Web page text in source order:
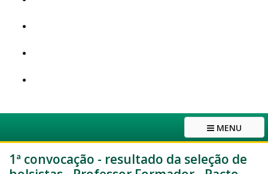
MENU
1ª convocação - resultado da seleção de